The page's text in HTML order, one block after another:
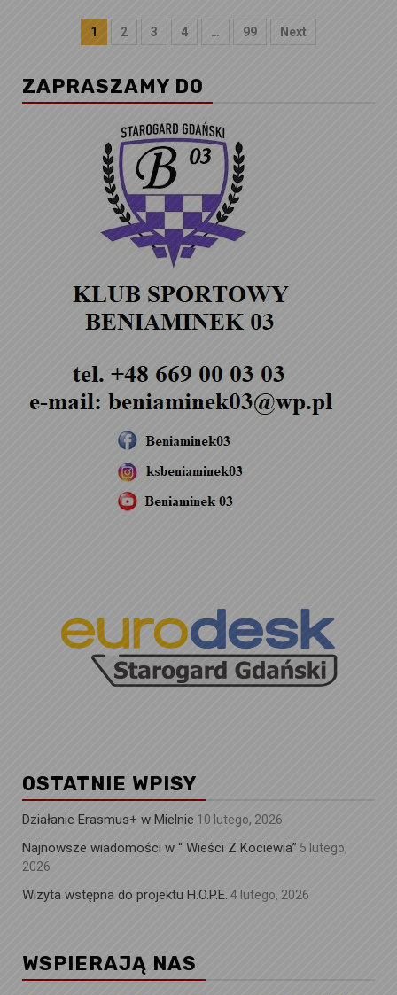
Stronicowanie
1 2 3 4 … 99 Next
ZAPRASZAMY DO
OSTATNIE WPISY
Działanie Erasmus+ w Mielnie 10 lutego, 2026
Najnowsze wiadomości w “ Wieści Z Kociewia” 5 lutego,
2026
Wizyta wstępna do projektu H.O.P.E. 4 lutego, 2026
WSPIERAJĄ NAS